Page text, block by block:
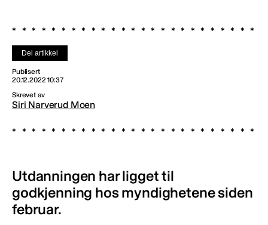
Del artikkel
Publisert
20.12.2022 10:37
Skrevet av
Siri Narverud Moen
Utdanningen har ligget til
godkjenning hos myndighetene siden
februar.